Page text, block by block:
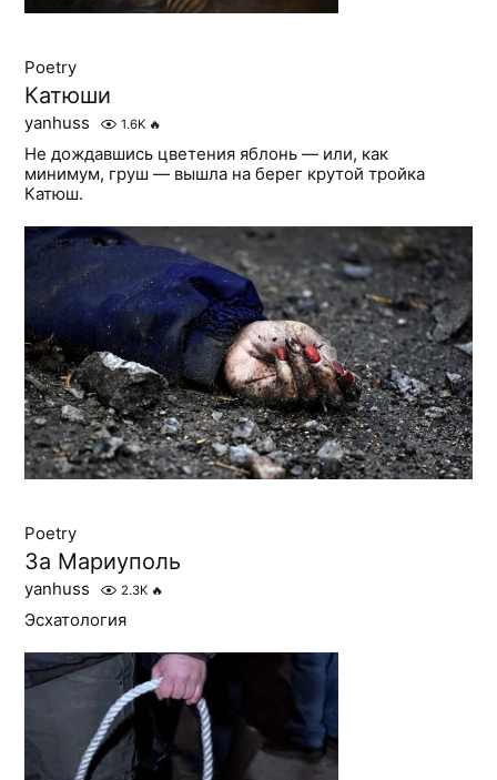
Poetry
Катюши
yanhuss 1.6K 🔥
Не дождавшись цветения яблонь — или, как
минимум, груш — вышла на берег крутой тройка
Катюш.
Poetry
За Мариуполь
yanhuss 2.3K 🔥
Эсхатология